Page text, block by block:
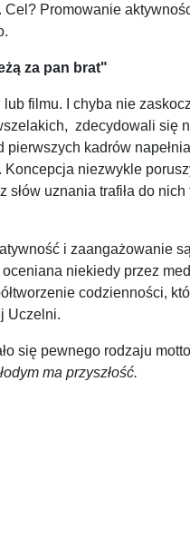
Promowanie
za pan brat"
filmu. I chyba nie
zdecydowali się
kadrów
niezwykle
uznania trafiła do nich
i zaangażowanie
niekiedy przez
codzienności,
Uczelni.
się pewnego rodzaju
ma przyszłość.